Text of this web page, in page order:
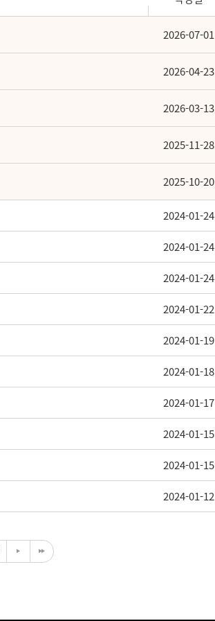
2026-07-01
2026-04-23
2026-03-13
2025-11-28
2025-10-20
2024-01-24
2024-01-24
2024-01-24
2024-01-22
2024-01-19
2024-01-18
2024-01-17
2024-01-15
2024-01-15
2024-01-12